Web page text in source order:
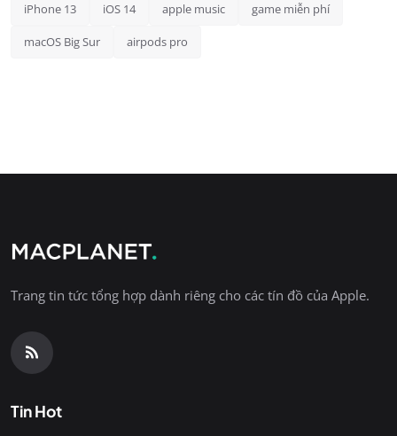
iPhone 13 iOS 14 apple music game miễn phí
macOS Big Sur airpods pro
Trang tin tức tổng hợp dành riêng cho các tín đồ của Apple.
Tin Hot